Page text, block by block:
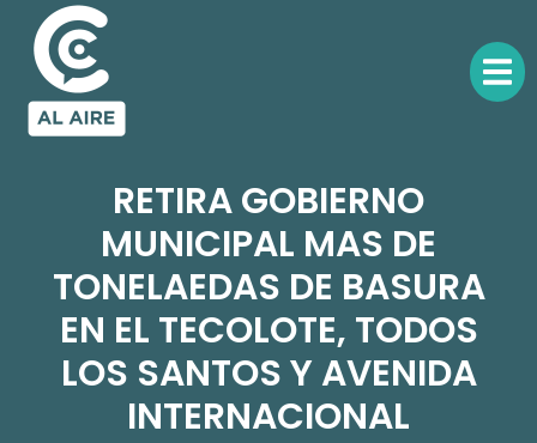
RETIRA GOBIERNO
MUNICIPAL MAS DE
TONELAEDAS DE BASURA
EN EL TECOLOTE, TODOS
LOS SANTOS Y AVENIDA
INTERNACIONAL